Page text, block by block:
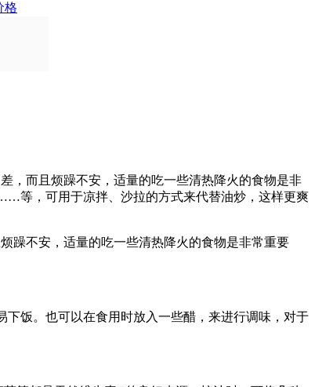
格
，而且烦躁不安，适量的吃一些清热降火的食物是非
等，可用于凉拌、沙拉的方式来代替油炒，这样更爽
躁不安，适量的吃一些清热降火的食物是非常重要
饭。也可以在食用时放入一些醋，来进行调味，对于